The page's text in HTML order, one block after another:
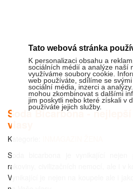
Soda Bicarbona -
vlasy
Kategorie:
Soda bicarbona je vynikající nejen
rakoviny, civilizačních nemocí, ale i v
Vynikající je nejen na koupele ale i jako
Tato webová stránka
K personalizaci obsahu a
sociálních médií a analýze naší
využíváme soubory cookie.
web používáte, sdílíme se
sociální média, inzerci a
mohou zkombinovat s dalšími
jim poskytli nebo které získali v
používáte jejich služby.